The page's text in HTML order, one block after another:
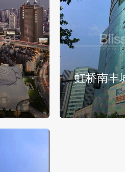
虹桥南丰